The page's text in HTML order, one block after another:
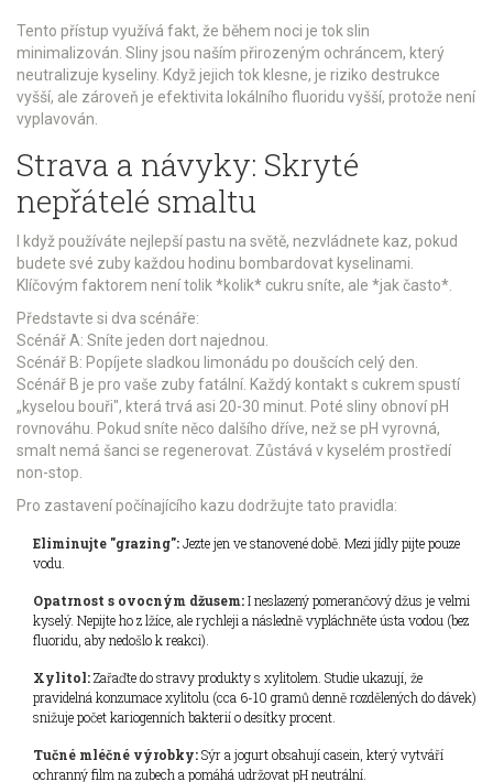
Tento přístup využívá fakt, že během noci je tok slin
minimalizován. Sliny jsou naším přirozeným ochráncem, který
neutralizuje kyseliny. Když jejich tok klesne, je riziko destrukce
vyšší, ale zároveň je efektivita lokálního fluoridu vyšší, protože není
vyplavován.
Strava a návyky: Skryté
nepřátelé smaltu
I když používáte nejlepší pastu na světě, nezvládnete kaz, pokud
budete své zuby každou hodinu bombardovat kyselinami.
Klíčovým faktorem není tolik *kolik* cukru sníte, ale *jak často*.
Představte si dva scénáře:
Scénář A: Sníte jeden dort najednou.
Scénář B: Popíjete sladkou limonádu po doušcích celý den.
Scénář B je pro vaše zuby fatální. Každý kontakt s cukrem spustí
„kyselou bouři", která trvá asi 20-30 minut. Poté sliny obnoví pH
rovnováhu. Pokud sníte něco dalšího dříve, než se pH vyrovná,
smalt nemá šanci se regenerovat. Zůstává v kyselém prostředí
non-stop.
Pro zastavení počínajícího kazu dodržujte tato pravidla:
Eliminujte "grazing":Jezte jen ve stanovené době. Mezi jídly pijte pouze
vodu.
Opatrnost s ovocným džusem:I neslazený pomerančový džus je velmi
kyselý. Nepijte ho z lžíce, ale rychleji a následně vypláchněte ústa vodou (bez
fluoridu, aby nedošlo k reakci).
Xylitol:Zařaďte do stravy produkty s xylitolem. Studie ukazují, že
pravidelná konzumace xylitolu (cca 6-10 gramů denně rozdělených do dávek)
snižuje počet kariogenních bakterií o desítky procent.
Tučné mléčné výrobky:Sýr a jogurt obsahují casein, který vytváří
ochranný film na zubech a pomáhá udržovat pH neutrální.